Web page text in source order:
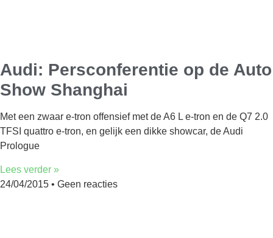
Audi: Persconferentie op de Auto
Show Shanghai
Met een zwaar e-tron offensief met de A6 L e-tron en de Q7 2.0
TFSI quattro e-tron, en gelijk een dikke showcar, de Audi
Prologue
Lees verder »
24/04/2015
Geen reacties